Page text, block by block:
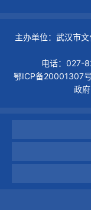
主办单位：武汉市
电话：
鄂ICP备20001307
政